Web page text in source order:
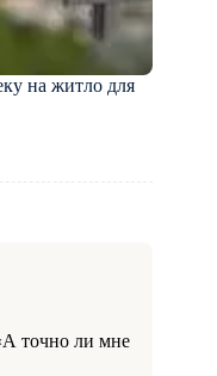
на житло для
точно ли мне